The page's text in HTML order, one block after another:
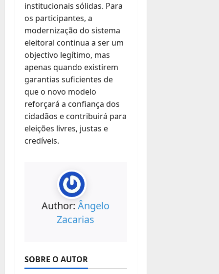
institucionais sólidas. Para
os participantes, a
modernização do sistema
eleitoral continua a ser um
objectivo legítimo, mas
apenas quando existirem
garantias suficientes de
que o novo modelo
reforçará a confiança dos
cidadãos e contribuirá para
eleições livres, justas e
credíveis.
Author: Ângelo
Zacarias
SOBRE O AUTOR